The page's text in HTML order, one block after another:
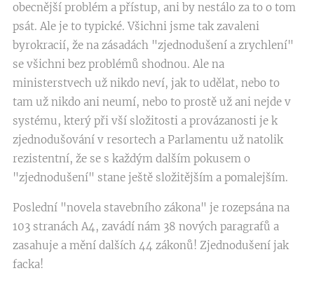
obecnější problém a přístup, ani by nestálo za to o tom
psát. Ale je to typické. Všichni jsme tak zavaleni
byrokracií, že na zásadách "zjednodušení a zrychlení"
se všichni bez problémů shodnou. Ale na
ministerstvech už nikdo neví, jak to udělat, nebo to
tam už nikdo ani neumí, nebo to prostě už ani nejde v
systému, který při vší složitosti a provázanosti je k
zjednodušování v resortech a Parlamentu už natolik
rezistentní, že se s každým dalším pokusem o
"zjednodušení" stane ještě složitějším a pomalejším.
Poslední "novela stavebního zákona" je rozepsána na
103 stranách A4, zavádí nám 38 nových paragrafů a
zasahuje a mění dalších 44 zákonů! Zjednodušení jak
facka!